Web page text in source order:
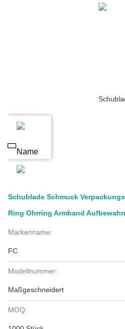
Schublade Schmuck
Ring Ohrring Armband
Markenname:
FC
Modellnummer:
Maßgeschneidert
MOQ: